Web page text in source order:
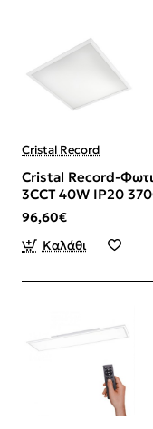
Cristal Record
Cristal Record-
3CCT 40W IP20
96,60€
Καλάθι